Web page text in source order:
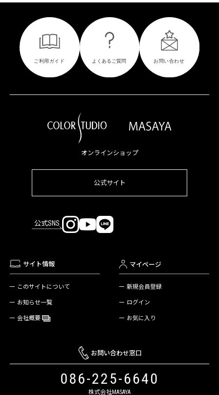
オンラインショップ
公式サイト
公式SNS
サイト情報
このサイトについて
お知らせ一覧
会社概要
マイページ
新規会員登録
ログイン
お気に入り
お問い合わせ窓口
086-225-6640
株式会社MASAYA